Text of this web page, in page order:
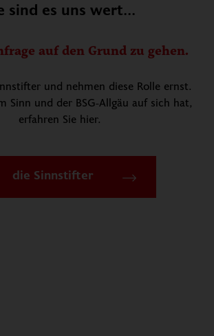
sind es uns wert...
auf den Grund zu gehen.
und nehmen diese Rolle ernst.
Sinn und der BSG-Allgäu auf sich hat,
erfahren Sie hier.
die Sinnstifter